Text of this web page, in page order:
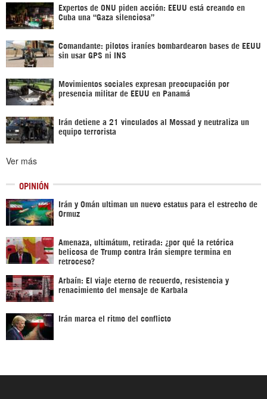
Expertos de ONU piden acción: EEUU está creando en
Cuba una “Gaza silenciosa”
Comandante: pilotos iraníes bombardearon bases de EEUU
sin usar GPS ni INS
Movimientos sociales expresan preocupación por
presencia militar de EEUU en Panamá
Irán detiene a 21 vinculados al Mossad y neutraliza un
equipo terrorista
Ver más
OPINIÓN
Irán y Omán ultiman un nuevo estatus para el estrecho de
Ormuz
Amenaza, ultimátum, retirada: ¿por qué la retórica
belicosa de Trump contra Irán siempre termina en
retroceso?
Arbaín: El viaje eterno de recuerdo, resistencia y
renacimiento del mensaje de Karbala
Irán marca el ritmo del conflicto